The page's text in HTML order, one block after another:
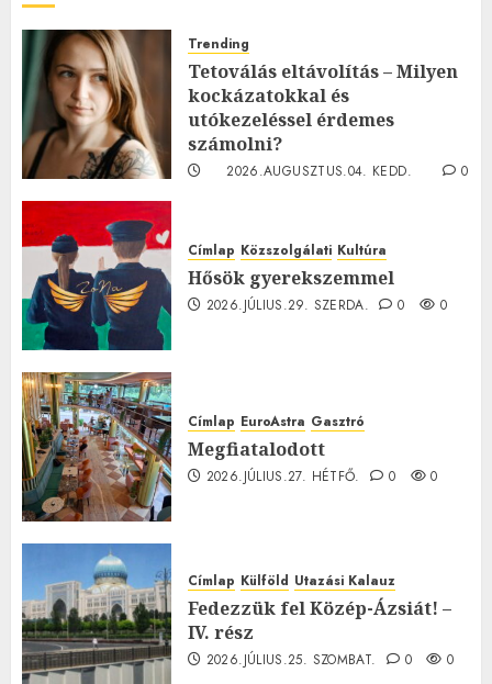
Trending
Tetoválás eltávolítás – Milyen
kockázatokkal és
utókezeléssel érdemes
számolni?
2026.AUGUSZTUS.04. KEDD.
0
Címlap Közszolgálati Kultúra
Hősök gyerekszemmel
2026.JÚLIUS.29. SZERDA. 0 0
Címlap EuroAstra Gasztró
Megfiatalodott
2026.JÚLIUS.27. HÉTFŐ. 0 0
Címlap Külföld Utazási Kalauz
Fedezzük fel Közép-Ázsiát! –
IV. rész
2026.JÚLIUS.25. SZOMBAT. 0 0